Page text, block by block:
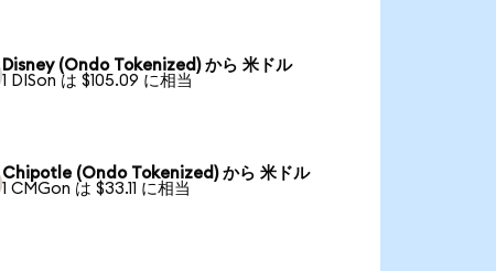
Disney (Ondo Tokenized) から 米ドル
1 DISon は $105.09 に相当
Chipotle (Ondo Tokenized) から 米ドル
1 CMGon は $33.11 に相当